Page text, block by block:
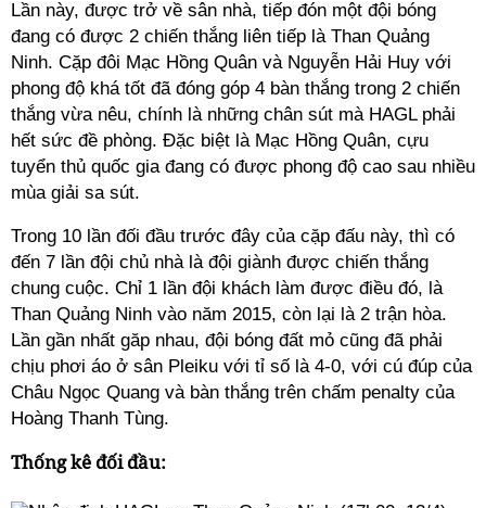
Lần này, được trở về sân nhà, tiếp đón một đội bóng
đang có được 2 chiến thắng liên tiếp là Than Quảng
Ninh. Cặp đôi Mạc Hồng Quân và Nguyễn Hải Huy với
phong độ khá tốt đã đóng góp 4 bàn thắng trong 2 chiến
thắng vừa nêu, chính là những chân sút mà HAGL phải
hết sức đề phòng. Đặc biệt là Mạc Hồng Quân, cựu
tuyển thủ quốc gia đang có được phong độ cao sau nhiều
mùa giải sa sút.
Trong 10 lần đối đầu trước đây của cặp đấu này, thì có
đến 7 lần đội chủ nhà là đội giành được chiến thắng
chung cuộc. Chỉ 1 lần đội khách làm được điều đó, là
Than Quảng Ninh vào năm 2015, còn lại là 2 trận hòa.
Lần gần nhất găp nhau, đội bóng đất mỏ cũng đã phải
chịu phơi áo ở sân Pleiku với tỉ số là 4-0, với cú đúp của
Châu Ngọc Quang và bàn thắng trên chấm penalty của
Hoàng Thanh Tùng.
Thống kê đối đầu: